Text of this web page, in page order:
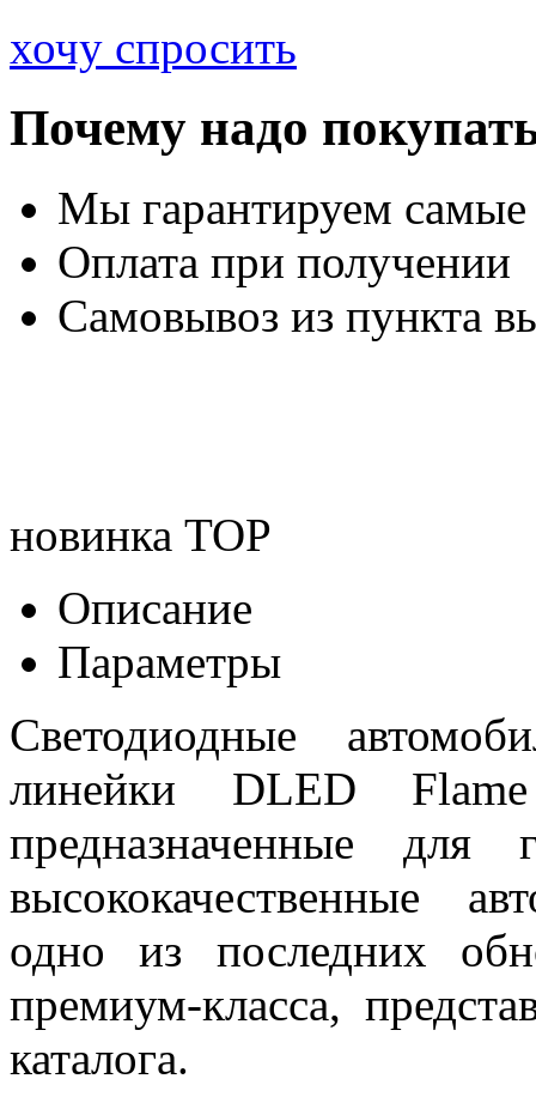
хочу спросить
Почему надо
Мы гарантируем
Оплата при получении
Самовывоз из пункта
новинка TOP
Описание
Параметры
Светодиодные
линейки DLED Flame
предназначенные
высококачественные
одно из последних
премиум-класса,
каталога.